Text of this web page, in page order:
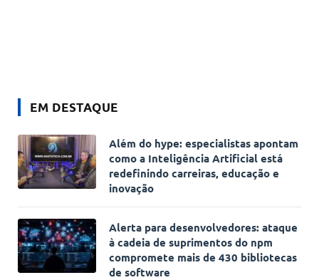
EM DESTAQUE
Além do hype: especialistas apontam
como a Inteligência Artificial está
redefinindo carreiras, educação e
inovação
Alerta para desenvolvedores: ataque
à cadeia de suprimentos do npm
compromete mais de 430 bibliotecas
de software